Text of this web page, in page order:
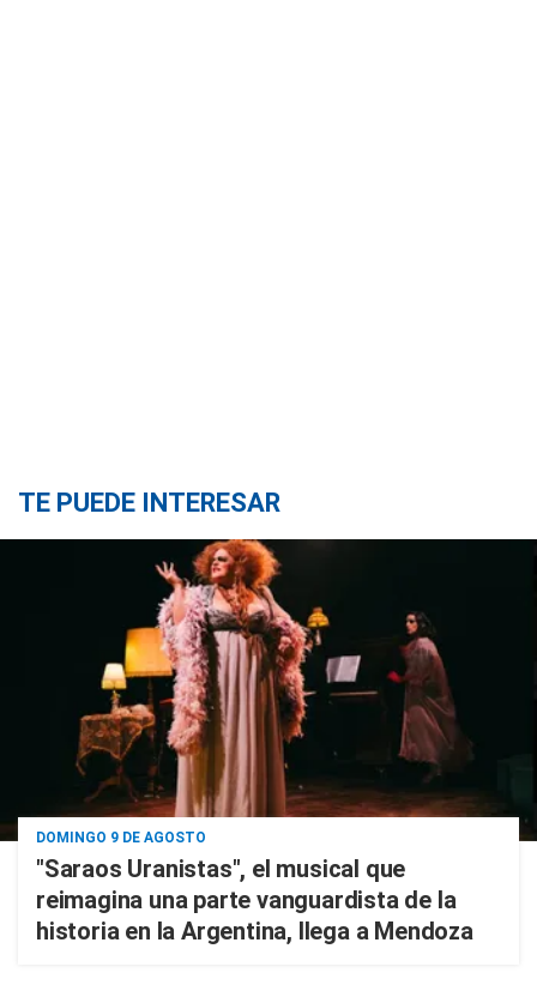
TE PUEDE INTERESAR
DOMINGO 9 DE AGOSTO
"Saraos Uranistas", el musical que
reimagina una parte vanguardista de la
historia en la Argentina, llega a Mendoza